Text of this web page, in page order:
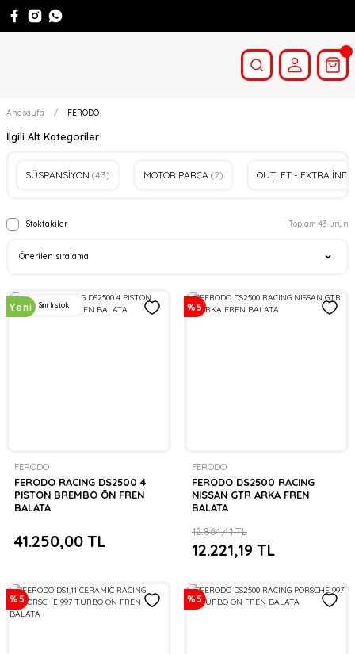
Anasayfa FERODO
İlgili Alt Kategoriler
SÜSPANSİYON (43) MOTOR PARÇA (2) OUTLET - EXTRA
Stoktakiler Toplam 43 ürün
Yeni Sınırlı stok
FERODO
FERODO RACING DS2500 4
PISTON BREMBO ÖN FREN
BALATA
41.250,00 TL
%5
FERODO
FERODO DS2500 RACING
NISSAN GTR ARKA FREN
BALATA
12.221,19 TL
12.864,41 TL
%5 %5